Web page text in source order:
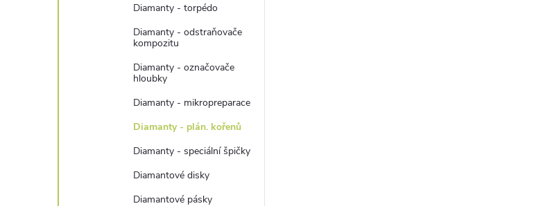
Diamanty - torpédo
Diamanty - odstraňovače
kompozitu
Diamanty - označovače
hloubky
Diamanty - mikropreparace
Diamanty - plán. kořenů
Diamanty - speciální špičky
Diamantové disky
Diamantové pásky